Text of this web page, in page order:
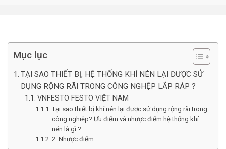
Mục lục
TẠI SAO THIẾT BỊ, HỆ THỐNG KHÍ NÉN LẠI ĐƯỢC SỬ
DỤNG RỘNG RÃI TRONG CÔNG NGHỆP LẮP RÁP ?
VNFESTO FESTO VIỆT NAM
Tại sao thiết bị khí nén lại được sử dụng rộng rãi trong
công nghiệp? Ưu điểm và nhược điểm hệ thống khí
nén là gì ?
2. Nhược điểm :